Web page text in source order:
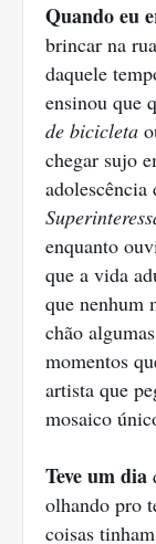
Quando eu
brincar na
daquele
ensinou que
de bicicleta
chegar sujo
adolescência
enquanto
que a vida
que nenhum
chão
momentos
artista que
mosaico
Teve um dia
olhando pro
coisas